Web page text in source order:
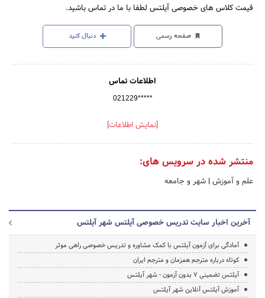
قیمت کلاس های خصوصی آیلتس لطفا با ما در تماس باشید.
صفحه رسمی دنبال کنید
اطلاعات تماس
021229*****
[نمایش اطلاعات]
منتشر شده در سرویس های:
علم و آموزش | شهر و جامعه
آخرین اخبار سایت تدریس خصوصی آیلتس شهر آیلتس
آمادگی برای آزمون آیلتس با کمک مشاوره و تدریس خصوصی راهی موثر
کوتاه درباره مترجم همزمان و مترجم ایران
آیلتس تضمینی ۷ بدون آزمون - شهر آیلتس
آموزش آیلتس آنلاین شهر آیلتس